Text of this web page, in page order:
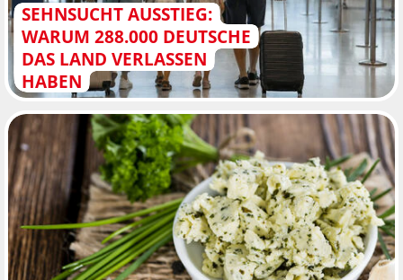
SEHNSUCHT AUSSTIEG:
WARUM 288.000 DEUTSCHE
DAS LAND VERLASSEN
HABEN